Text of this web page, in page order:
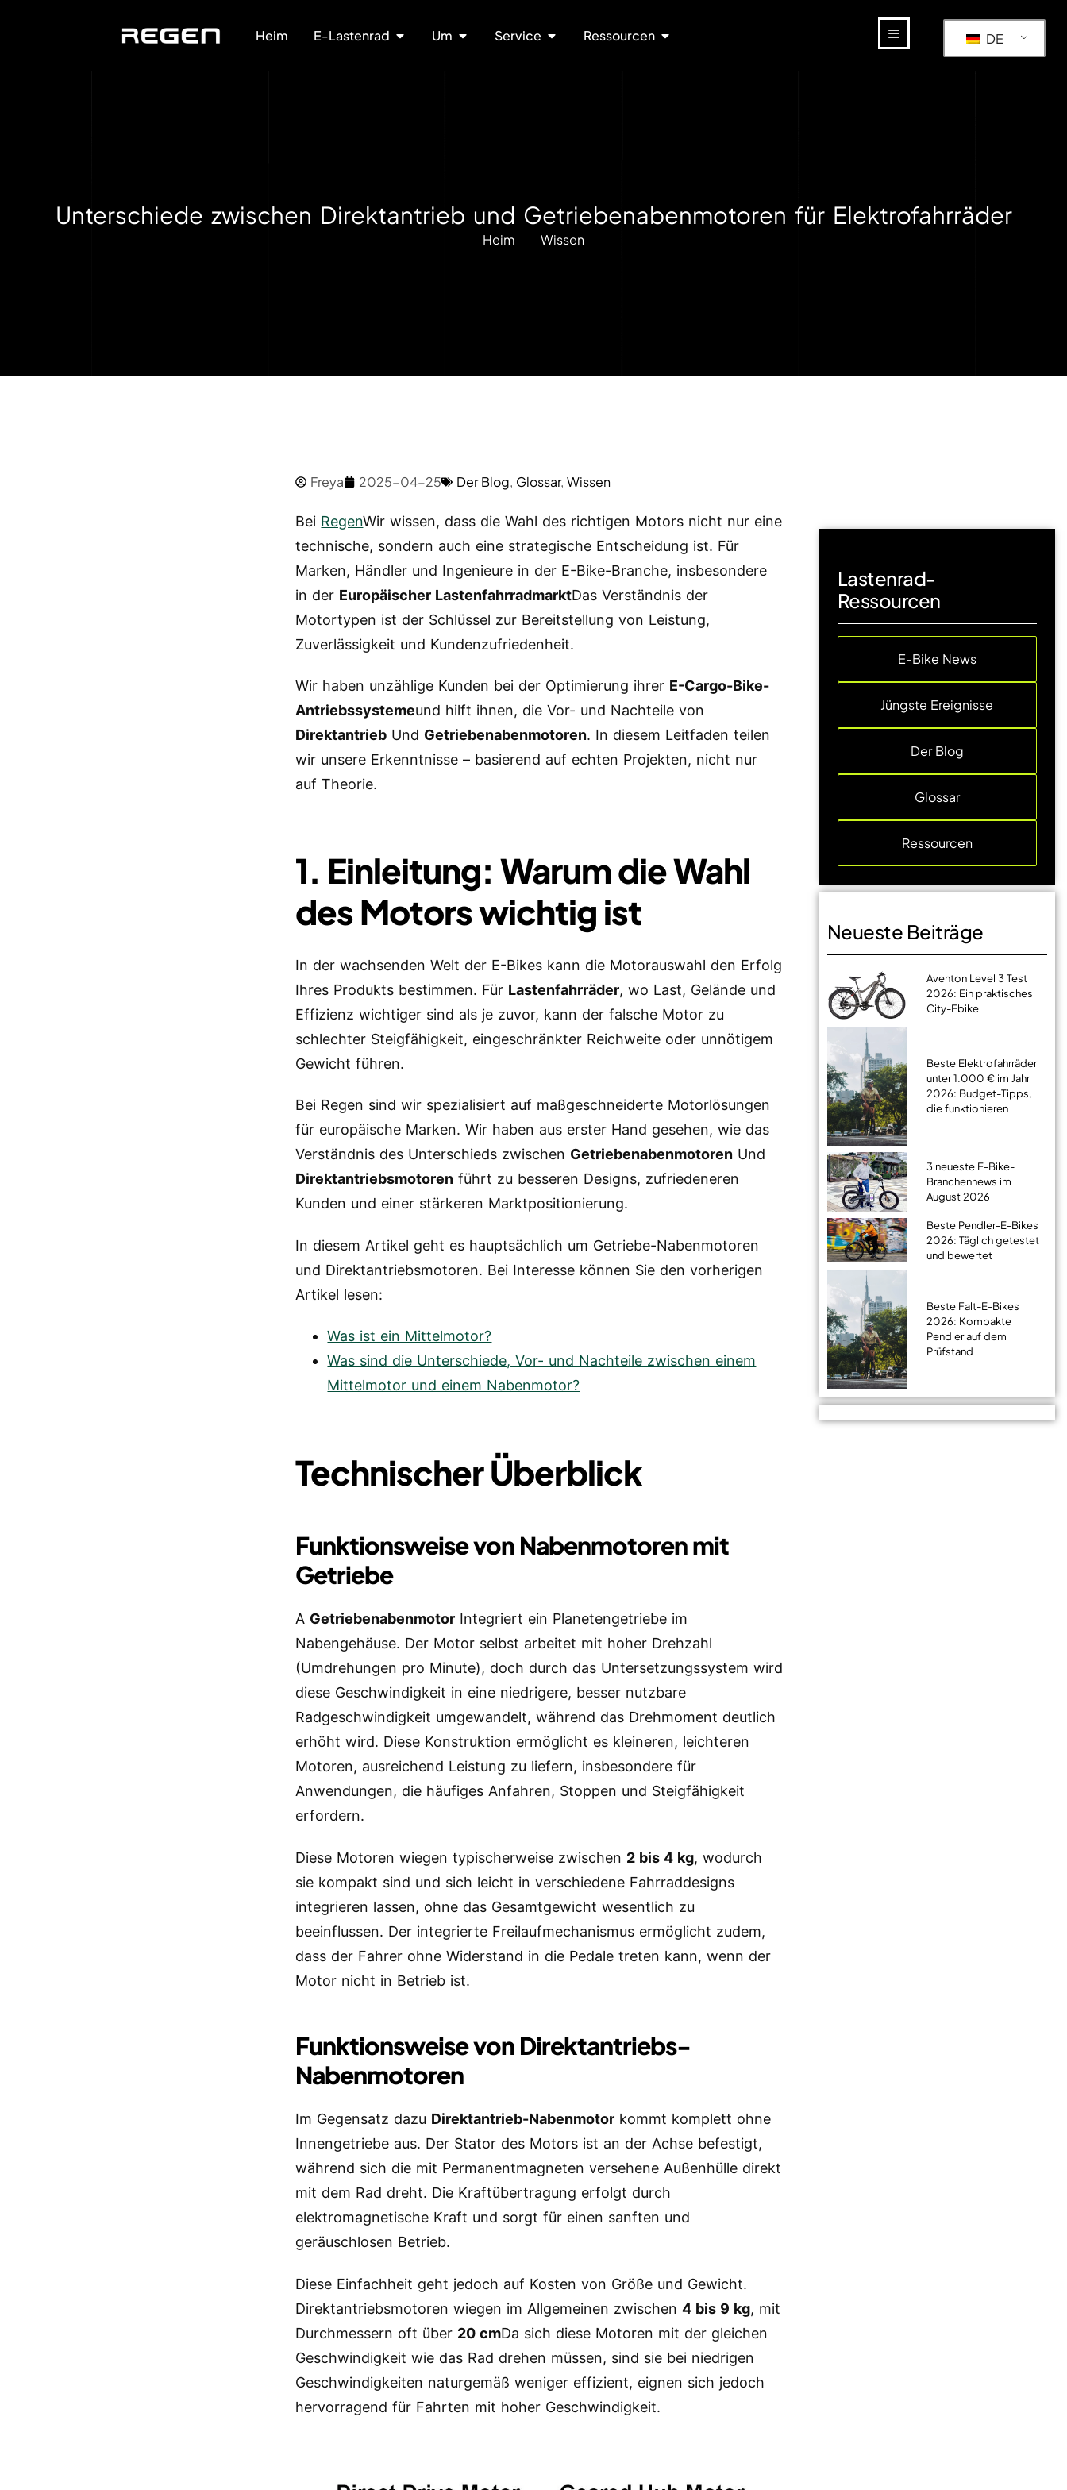
Heim E-Lastenrad Um Service Ressourcen DE
Unterschiede zwischen Direktantrieb und Getriebenabenmotoren für Elektrofahrräder
Heim Wissen
Freya 2025-04-25 Der Blog, Glossar,Wissen
Bei RegenWir wissen, dass die Wahl des richtigen Motors nicht nur eine
technische, sondern auch eine strategische Entscheidung ist. Für
Marken, Händler und Ingenieure in der E-Bike-Branche, insbesondere
in der Europäischer LastenfahrradmarktDas Verständnis der
Motortypen ist der Schlüssel zur Bereitstellung von Leistung,
Zuverlässigkeit und Kundenzufriedenheit.
Wir haben unzählige Kunden bei der Optimierung ihrer E-Cargo-Bike-
Antriebssystemeund hilft ihnen, die Vor- und Nachteile von
Direktantrieb Und Getriebenabenmotoren. In diesem Leitfaden teilen
wir unsere Erkenntnisse – basierend auf echten Projekten, nicht nur
auf Theorie.
1. Einleitung: Warum die Wahl
des Motors wichtig ist
In der wachsenden Welt der E-Bikes kann die Motorauswahl den Erfolg
Ihres Produkts bestimmen. Für Lastenfahrräder, wo Last, Gelände und
Effizienz wichtiger sind als je zuvor, kann der falsche Motor zu
schlechter Steigfähigkeit, eingeschränkter Reichweite oder unnötigem
Gewicht führen.
Bei Regen sind wir spezialisiert auf maßgeschneiderte Motorlösungen
für europäische Marken. Wir haben aus erster Hand gesehen, wie das
Verständnis des Unterschieds zwischen Getriebenabenmotoren Und
Direktantriebsmotoren führt zu besseren Designs, zufriedeneren
Kunden und einer stärkeren Marktpositionierung.
In diesem Artikel geht es hauptsächlich um Getriebe-Nabenmotoren
und Direktantriebsmotoren. Bei Interesse können Sie den vorherigen
Artikel lesen:
Was ist ein Mittelmotor?
Was sind die Unterschiede, Vor- und Nachteile zwischen einem
Mittelmotor und einem Nabenmotor?
Technischer Überblick
Funktionsweise von Nabenmotoren mit
Getriebe
A Getriebenabenmotor Integriert ein Planetengetriebe im
Nabengehäuse. Der Motor selbst arbeitet mit hoher Drehzahl
(Umdrehungen pro Minute), doch durch das Untersetzungssystem wird
diese Geschwindigkeit in eine niedrigere, besser nutzbare
Radgeschwindigkeit umgewandelt, während das Drehmoment deutlich
erhöht wird. Diese Konstruktion ermöglicht es kleineren, leichteren
Motoren, ausreichend Leistung zu liefern, insbesondere für
Anwendungen, die häufiges Anfahren, Stoppen und Steigfähigkeit
erfordern.
Diese Motoren wiegen typischerweise zwischen 2 bis 4 kg, wodurch
sie kompakt sind und sich leicht in verschiedene Fahrraddesigns
integrieren lassen, ohne das Gesamtgewicht wesentlich zu
beeinflussen. Der integrierte Freilaufmechanismus ermöglicht zudem,
dass der Fahrer ohne Widerstand in die Pedale treten kann, wenn der
Motor nicht in Betrieb ist.
Funktionsweise von Direktantriebs-
Nabenmotoren
Im Gegensatz dazu Direktantrieb-Nabenmotor kommt komplett ohne
Innengetriebe aus. Der Stator des Motors ist an der Achse befestigt,
während sich die mit Permanentmagneten versehene Außenhülle direkt
mit dem Rad dreht. Die Kraftübertragung erfolgt durch
elektromagnetische Kraft und sorgt für einen sanften und
geräuschlosen Betrieb.
Diese Einfachheit geht jedoch auf Kosten von Größe und Gewicht.
Direktantriebsmotoren wiegen im Allgemeinen zwischen4 bis 9 kg, mit
Durchmessern oft über 20 cmDa sich diese Motoren mit der gleichen
Geschwindigkeit wie das Rad drehen müssen, sind sie bei niedrigen
Geschwindigkeiten naturgemäß weniger effizient, eignen sich jedoch
hervorragend für Fahrten mit hoher Geschwindigkeit.
Lastenrad-
Ressourcen
E-Bike News
Jüngste Ereignisse
Der Blog
Glossar
Ressourcen
Neueste Beiträge
Aventon Level 3 Test
2026: Ein praktisches
City-Ebike
Beste Elektrofahrräder
unter 1.000 € im Jahr
2026: Budget-Tipps,
die funktionieren
3 neueste E-Bike-
Branchennews im
August 2026
Beste Pendler-E-Bikes
2026: Täglich getestet
und bewertet
Beste Falt-E-Bikes
2026: Kompakte
Pendler auf dem
Prüfstand